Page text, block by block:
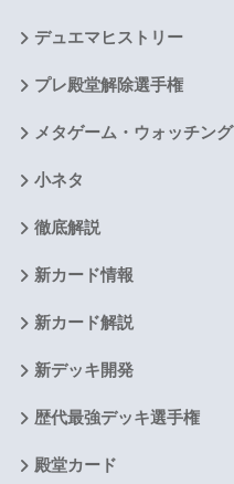
デュエマヒストリー
プレ殿堂解除選手権
メタゲーム・ウォッチング
小ネタ
徹底解説
新カード情報
新カード解説
新デッキ開発
歴代最強デッキ選手権
殿堂カード